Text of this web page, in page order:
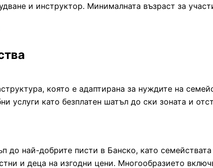
и инструктор. Минималната възраст за
която е адаптирана за нуждите на
услуги като безплатен шатъл до ски зоната и
до най-добрите писти в Банско, като
и деца на изгодни цени. Многообразието